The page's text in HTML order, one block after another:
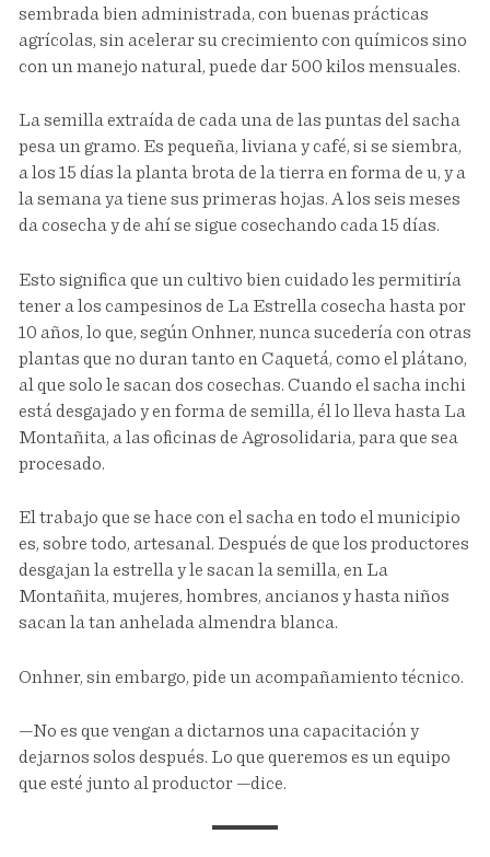
sembrada bien administrada, con buenas prácticas
agrícolas, sin acelerar su crecimiento con químicos sino
con un manejo natural, puede dar 500 kilos mensuales.
La semilla extraída de cada una de las puntas del sacha
pesa un gramo. Es pequeña, liviana y café, si se siembra,
a los 15 días la planta brota de la tierra en forma de u, y a
la semana ya tiene sus primeras hojas. A los seis meses
da cosecha y de ahí se sigue cosechando cada 15 días.
Esto significa que un cultivo bien cuidado les permitiría
tener a los campesinos de La Estrella cosecha hasta por
10 años, lo que, según Onhner, nunca sucedería con otras
plantas que no duran tanto en Caquetá, como el plátano,
al que solo le sacan dos cosechas. Cuando el sacha inchi
está desgajado y en forma de semilla, él lo lleva hasta La
Montañita, a las oficinas de Agrosolidaria, para que sea
procesado.
El trabajo que se hace con el sacha en todo el municipio
es, sobre todo, artesanal. Después de que los productores
desgajan la estrella y le sacan la semilla, en La
Montañita, mujeres, hombres, ancianos y hasta niños
sacan la tan anhelada almendra blanca.
Onhner, sin embargo, pide un acompañamiento técnico.
—No es que vengan a dictarnos una capacitación y
dejarnos solos después. Lo que queremos es un equipo
que esté junto al productor —dice.